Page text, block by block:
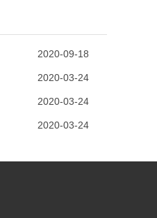
2020-09-18
2020-03-24
2020-03-24
2020-03-24